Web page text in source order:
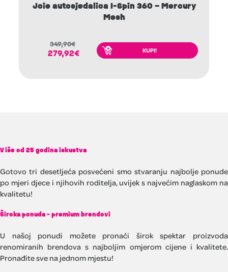
Joie autosjedalica I-Spin 360 – Mercury
Mesh
349,90€
279,92€ KUPI!
Više od 25 godina iskustva
Gotovo tri desetljeća posvećeni smo stvaranju najbolje ponude
po mjeri djece i njihovih roditelja, uvijek s najvećim naglaskom na
kvalitetu!
Široka ponuda - premium brendovi
U našoj ponudi možete pronaći širok spektar proizvoda
renomiranih brendova s najboljim omjerom cijene i kvalitete.
Pronađite sve na jednom mjestu!